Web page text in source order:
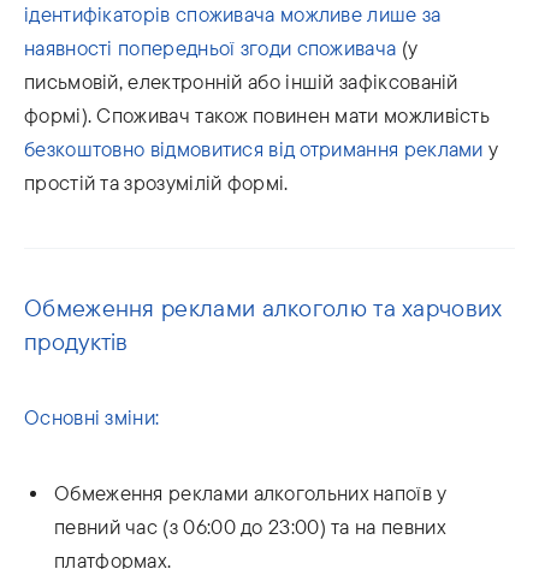
ідентифікаторів споживача можливе лише за
наявності попередньої згоди споживача (у
письмовій, електронній або іншій зафіксованій
формі). Споживач також повинен мати можливість
безкоштовно відмовитися від отримання реклами у
простій та зрозумілій формі.
Обмеження реклами алкоголю та харчових
продуктів
Основні зміни:
Обмеження реклами алкогольних напоїв у
певний час (з 06:00 до 23:00) та на певних
платформах.